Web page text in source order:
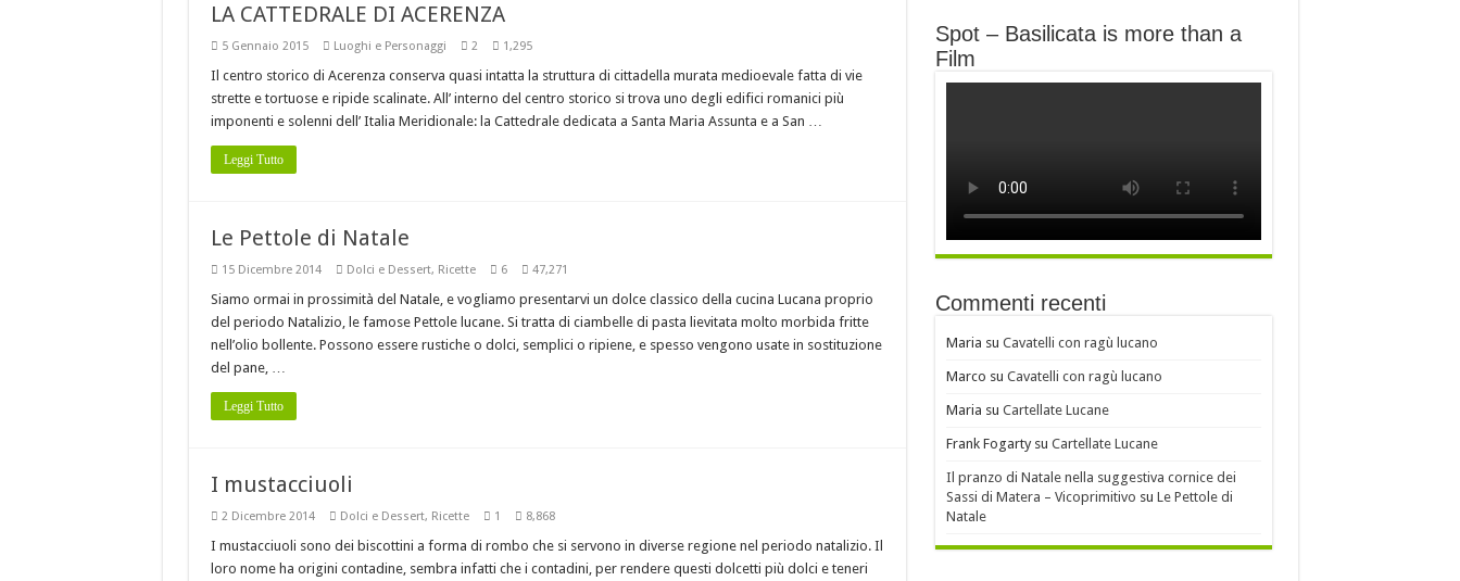
LA CATTEDRALE DI ACERENZA
5 Gennaio 2015 Luoghi e Personaggi 2 1,295
Il centro storico di Acerenza conserva quasi intatta la struttura di cittadella murata medioevale fatta di vie
strette e tortuose e ripide scalinate. All’ interno del centro storico si trova uno degli edifici romanici più
imponenti e solenni dell’ Italia Meridionale: la Cattedrale dedicata a Santa Maria Assunta e a San …
Leggi Tutto
Le Pettole di Natale
15 Dicembre 2014 Dolci e Dessert, Ricette 6 47,271
Siamo ormai in prossimità del Natale, e vogliamo presentarvi un dolce classico della cucina Lucana proprio
del periodo Natalizio, le famose Pettole lucane. Si tratta di ciambelle di pasta lievitata molto morbida fritte
nell’olio bollente. Possono essere rustiche o dolci, semplici o ripiene, e spesso vengono usate in sostituzione
del pane, …
Leggi Tutto
I mustacciuoli
2 Dicembre 2014 Dolci e Dessert, Ricette 1 8,868
I mustacciuoli sono dei biscottini a forma di rombo che si servono in diverse regione nel periodo natalizio. Il
loro nome ha origini contadine, sembra infatti che i contadini, per rendere questi dolcetti più dolci e teneri
Spot – Basilicata is more than a
Film
Commenti recenti
Maria su Cavatelli con ragù lucano
Marco su Cavatelli con ragù lucano
Maria su Cartellate Lucane
Frank Fogartysu Cartellate Lucane
Il pranzo di Natale nella suggestiva cornice dei
Sassi di Matera – Vicoprimitivo su Le Pettole di
Natale